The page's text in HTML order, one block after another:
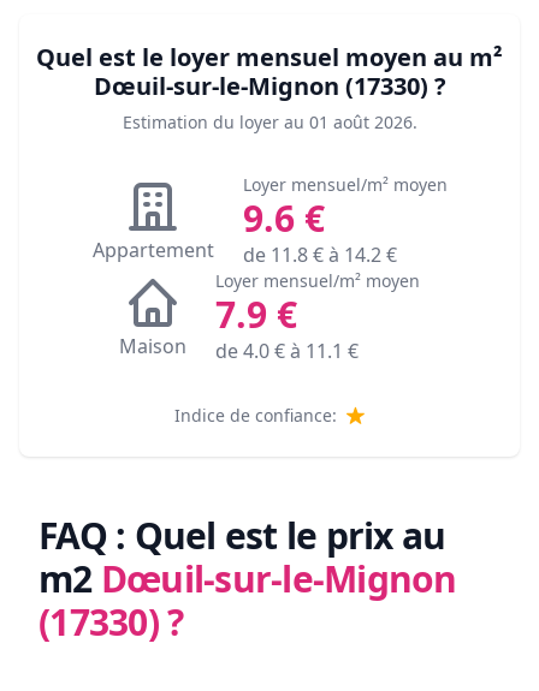
Quel est le loyer mensuel moyen au m²
Dœuil-sur-le-Mignon (17330) ?
Estimation du loyer au 01 août 2026.
Appartement
Loyer mensuel/m² moyen
9.6€
de 11.8€ à 14.2€
Maison
Loyer mensuel/m² moyen
7.9 €
de4.0€ à 11.1 €
Indice de confiance:
FAQ : Quel est le prix au
m2 Dœuil-sur-le-Mignon
(17330)?